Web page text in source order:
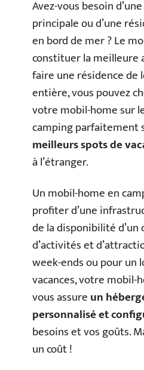
Avez-vous besoin
principale ou d’une
en bord de mer ? Le
constituer la meilleure
faire une résidence de
entière, vous pouvez
votre mobil-home sur
camping parfaitement
meilleurs spots de
à l’étranger.
Un mobil-home en
profiter d’une
de la disponibilité
d’activités et
week-ends ou pour un
vacances, votre mobil-
vous assureun
personnalisé et
besoins et vos goûts.
un coût !